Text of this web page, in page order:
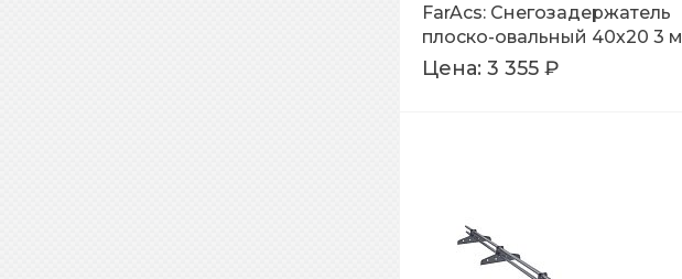
FarAcs: Снегозадержатель
плоско-овальный 40х20 3 м
RR 11
Цена: 3 355 ₽